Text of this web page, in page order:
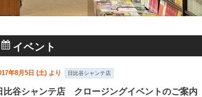
イベント
年8月5日 (土) より 日比谷シャンテ店
比谷シャンテ店 クロージングイベントのご案内